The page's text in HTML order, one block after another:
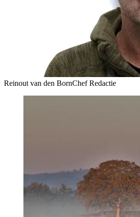
Reinout van den BornChef Redactie